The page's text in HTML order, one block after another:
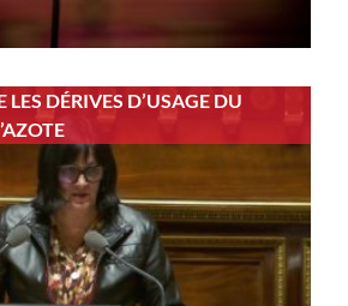
LES DÉRIVES D’USAGE DU